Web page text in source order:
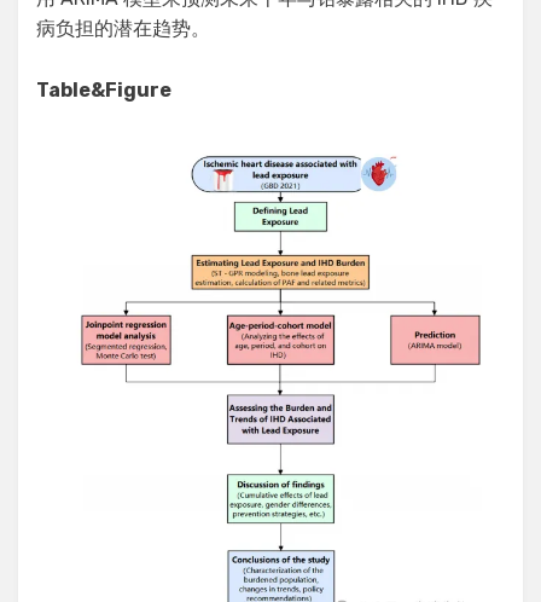
病负担的潜在趋势。
Table&Figure